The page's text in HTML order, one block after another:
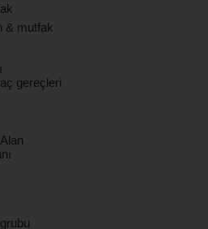
& mutfak
gereçleri